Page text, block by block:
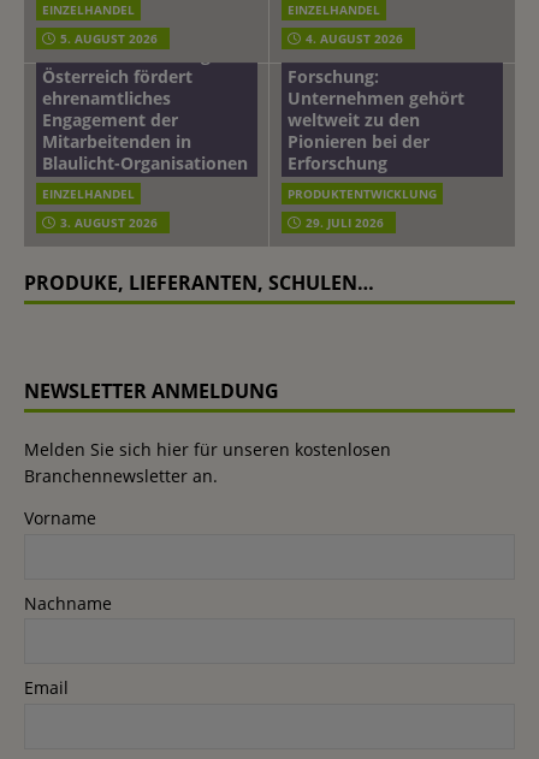
EINZELHANDEL
5. AUGUST 2026
EINZELHANDEL
4. AUGUST 2026
mehr vom leben tag: dm
Österreich fördert
ehrenamtliches
Engagement der
Mitarbeitenden in
Blaulicht-Organisationen
EINZELHANDEL
3. AUGUST 2026
Beiersdorf
Hautmikrobiom-
Forschung:
Unternehmen gehört
weltweit zu den
Pionieren bei der
Erforschung
PRODUKTENTWICKLUNG
29. JULI 2026
PRODUKE, LIEFERANTEN, SCHULEN…
NEWSLETTER ANMELDUNG
Melden Sie sich hier für unseren kostenlosen
Branchennewsletter an.
Vorname
Nachname
Email